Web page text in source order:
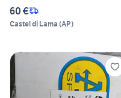
60 €
Castel di Lama (AP)